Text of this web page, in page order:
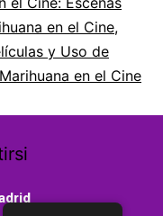
en el Cine,
y Uso de
en el Cine